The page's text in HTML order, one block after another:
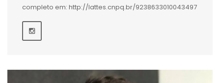
completo em: http://lattes.cnpq.br/9238633010043497